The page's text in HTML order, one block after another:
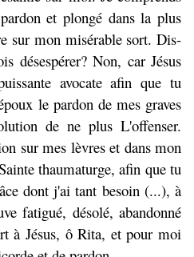
et plongé dans la plus
sur mon misérable sort. Dis-
désespérer? Non, car Jésus
avocate afin que tu
le pardon de mes graves
de ne plus L'offenser.
sur mes lèvres et dans mon
thaumaturge, afin que tu
dont j'ai tant besoin (...), à
fatigué, désolé, abandonné
à Jésus, ô Rita, et pour moi